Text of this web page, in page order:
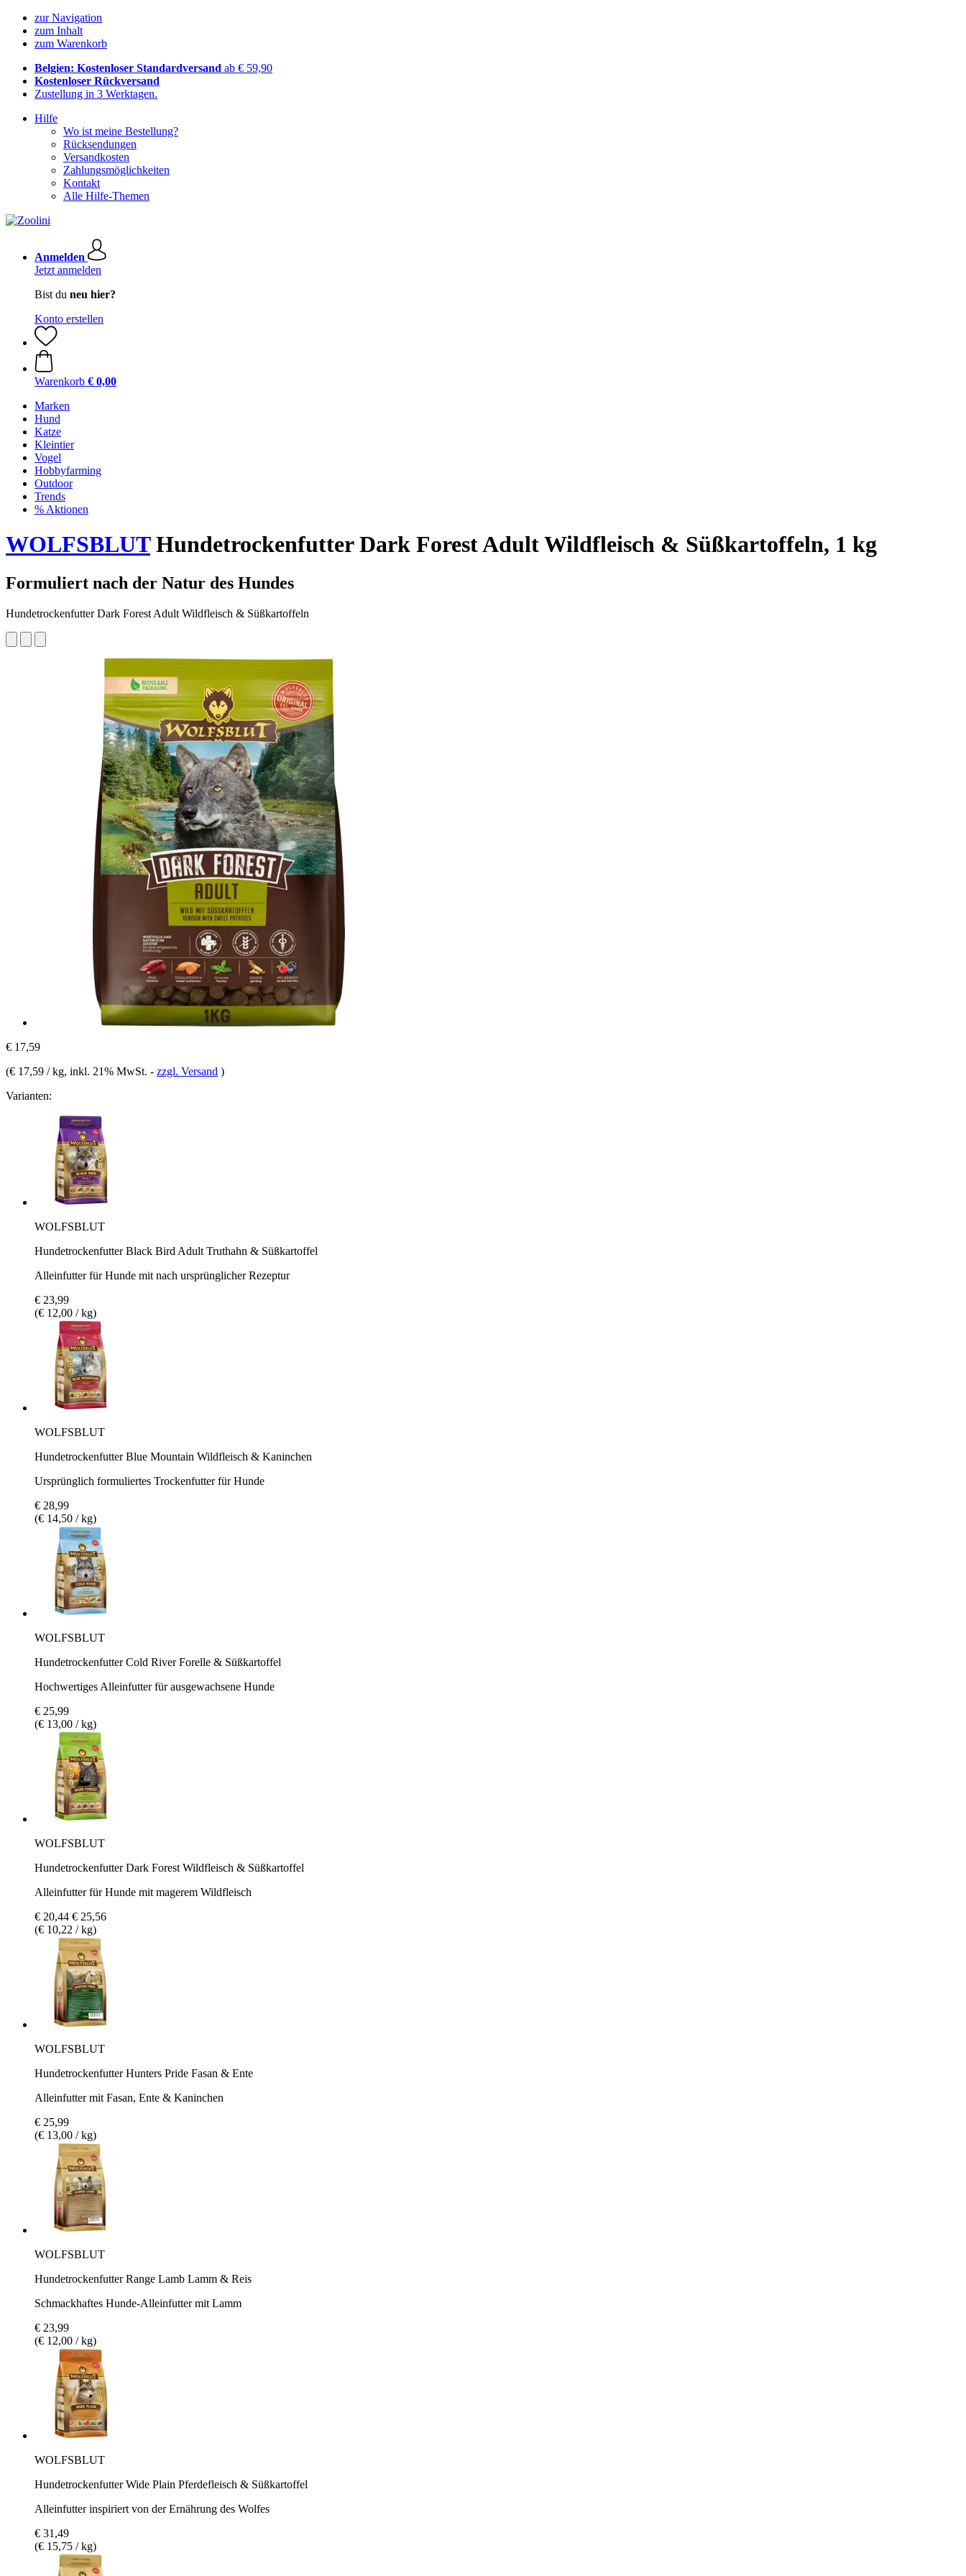
zur Navigation
zum Inhalt
zum Warenkorb
Belgien: Kostenloser Standardversand ab € 59,90
Kostenloser Rückversand
Zustellung in 3 Werktagen.
Hilfe
Wo ist meine Bestellung?
Rücksendungen
Versandkosten
Zahlungsmöglichkeiten
Kontakt
Alle Hilfe-Themen
Anmelden
Jetzt anmelden
Bist du neu hier?
Konto erstellen
Warenkorb € 0,00
Marken
Hund
Katze
Kleintier
Vogel
Hobbyfarming
Outdoor
Trends
% Aktionen
WOLFSBLUTHundetrockenfutter Dark Forest Adult Wildfleisch & Süßkartoffeln, 1 kg
Formuliert nach der Natur des Hundes
Hundetrockenfutter Dark Forest Adult Wildfleisch & Süßkartoffeln
€ 17,59
(€ 17,59 / kg, inkl. 21% MwSt. - zzgl. Versand )
Varianten:
WOLFSBLUT
Hundetrockenfutter Black Bird Adult Truthahn & Süßkartoffel
Alleinfutter für Hunde mit nach ursprünglicher Rezeptur
€ 23,99
(€ 12,00 / kg)
WOLFSBLUT
Hundetrockenfutter Blue Mountain Wildfleisch & Kaninchen
Ursprünglich formuliertes Trockenfutter für Hunde
€ 28,99
(€ 14,50 / kg)
WOLFSBLUT
Hundetrockenfutter Cold River Forelle & Süßkartoffel
Hochwertiges Alleinfutter für ausgewachsene Hunde
€ 25,99
(€ 13,00 / kg)
WOLFSBLUT
Hundetrockenfutter Dark Forest Wildfleisch & Süßkartoffel
Alleinfutter für Hunde mit magerem Wildfleisch
€ 20,44 € 25,56
(€ 10,22 / kg)
WOLFSBLUT
Hundetrockenfutter Hunters Pride Fasan & Ente
Alleinfutter mit Fasan, Ente & Kaninchen
€ 25,99
(€ 13,00 / kg)
WOLFSBLUT
Hundetrockenfutter Range Lamb Lamm & Reis
Schmackhaftes Hunde-Alleinfutter mit Lamm
€ 23,99
(€ 12,00 / kg)
WOLFSBLUT
Hundetrockenfutter Wide Plain Pferdefleisch & Süßkartoffel
Alleinfutter inspiriert von der Ernährung des Wolfes
€ 31,49
(€ 15,75 / kg)